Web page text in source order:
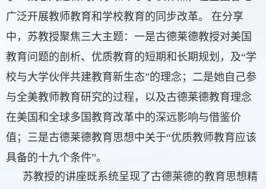
广泛开展教师教育和学校教育的同步改革。
在分享
中，苏教授聚焦三大主题：一是古德莱德教授对美国
教育问题的剖析、优质教育的短期和长期规划，及“学
校与大学伙伴共建教育新生态”的理念；二是她自己参
与全美教师教育研究的过程，以及古德莱德教育理念
在美国和全球多国教育改革中的深远影响与借鉴价
值；三是古德莱德教育思想中关于“优质教师教育应该
具备的十九个条件”。
苏教授的讲座既系统呈现了古德莱德的教育思想精